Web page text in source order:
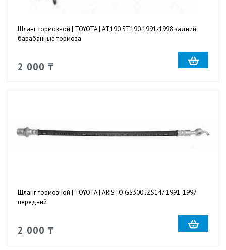
Шланг тормозной | TOYOTA | AT190 ST190 1991-1998 задний
барабанные тормоза
2 000 ₸
Шланг тормозной | TOYOTA | ARISTO GS300 JZS147 1991-1997
передний
2 000 ₸